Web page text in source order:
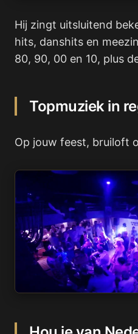
Hij zingt uitsluitend
hits, danshits en
80, 90, 00 en 10, plus
Topmuziek in
Op jouw feest, bruiloft